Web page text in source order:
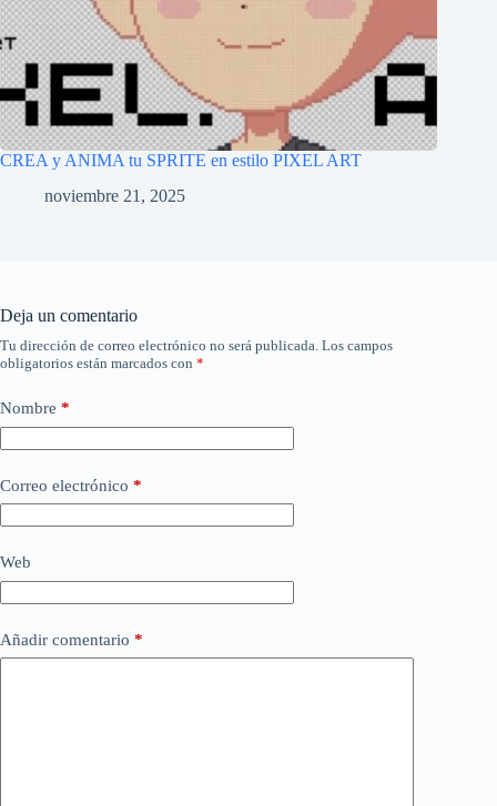
CREA y ANIMA tu SPRITE en estilo PIXEL ART
noviembre 21, 2025
Deja un comentario
Tu dirección de correo electrónico no será publicada. Los campos
obligatorios están marcados con *
Nombre *
Correo electrónico *
Web
Añadir comentario *